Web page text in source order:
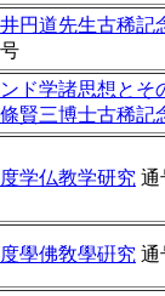
円道先生古稀記
ド学諸思想とそ
賢三博士古稀記
学仏教学研究
學佛敎學硏究